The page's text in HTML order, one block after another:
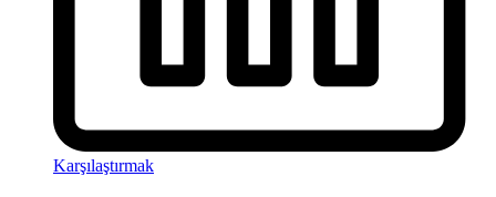
Karşılaştırmak